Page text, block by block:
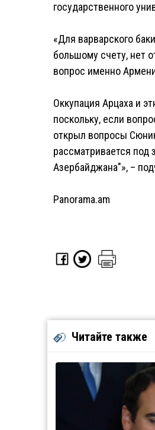
государственного
«Для варварского
большому счету, нет
вопрос именно
Оккупация Арцаха и
поскольку, если
открыл вопросы
рассматривается под
Азербайджана"», –
Panorama.am
Читайте также